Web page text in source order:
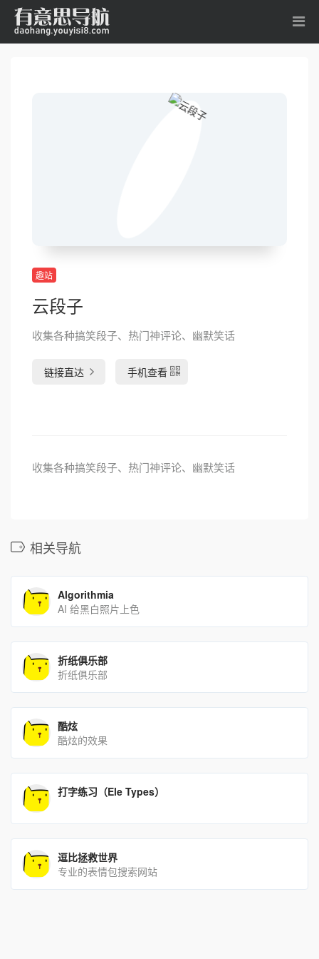
趣站
云段子
收集各种搞笑段子、热门神评论、幽默笑话
链接直达 手机查看
收集各种搞笑段子、热门神评论、幽默笑话
相关导航
Algorithmia
AI 给黑白照片上色
折纸俱乐部
折纸俱乐部
酷炫
酷炫的效果
打字练习（Ele Types）
逗比拯救世界
专业的表情包搜索网站